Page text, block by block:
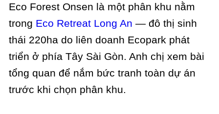
Eco Forest Onsen là một phân khu nằm
trong Eco Retreat Long An — đô thị sinh
thái 220ha do liên doanh Ecopark phát
triển ở phía Tây Sài Gòn. Anh chị xem bài
tổng quan để nắm bức tranh toàn dự án
trước khi chọn phân khu.